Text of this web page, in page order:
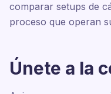
comparar setups de
proceso que operan
Únete a la